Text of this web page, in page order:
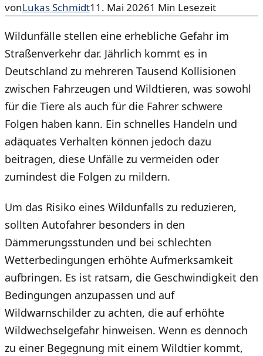
vonLukas Schmidt11. Mai 20261 Min Lesezeit
Wildunfälle stellen eine erhebliche Gefahr im
Straßenverkehr dar. Jährlich kommt es in
Deutschland zu mehreren Tausend Kollisionen
zwischen Fahrzeugen und Wildtieren, was sowohl
für die Tiere als auch für die Fahrer schwere
Folgen haben kann. Ein schnelles Handeln und
adäquates Verhalten können jedoch dazu
beitragen, diese Unfälle zu vermeiden oder
zumindest die Folgen zu mildern.
Um das Risiko eines Wildunfalls zu reduzieren,
sollten Autofahrer besonders in den
Dämmerungsstunden und bei schlechten
Wetterbedingungen erhöhte Aufmerksamkeit
aufbringen. Es ist ratsam, die Geschwindigkeit den
Bedingungen anzupassen und auf
Wildwarnschilder zu achten, die auf erhöhte
Wildwechselgefahr hinweisen. Wenn es dennoch
zu einer Begegnung mit einem Wildtier kommt,